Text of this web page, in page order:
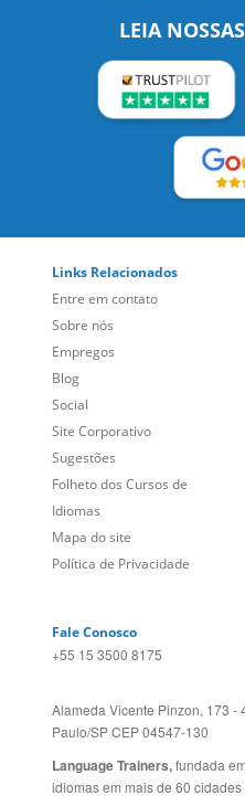
LEIA
Links Relacionados
Entre em contato
Sobre nós
Empregos
Blog
Social
Site Corporativo
Sugestões
Folheto dos Cursos de
Idiomas
Mapa do site
Política de Privacidade
Fale Conosco
+55 15 3500 8175
Alameda Vicente Pinzon, 173 -
Paulo/SP CEP 04547-130
Language Trainers,fundada
idiomas em mais de 60